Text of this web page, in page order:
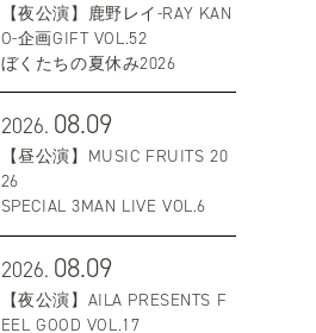
【夜公演】鹿野レイ-RAY KAN
O-企画GIFT VOL.52
ぼくたちの夏休み2026
2026. 08.09
【昼公演】MUSIC FRUITS 20
26
SPECIAL 3MAN LIVE VOL.6
2026. 08.09
【夜公演】AILA PRESENTS F
EEL GOOD VOL.17